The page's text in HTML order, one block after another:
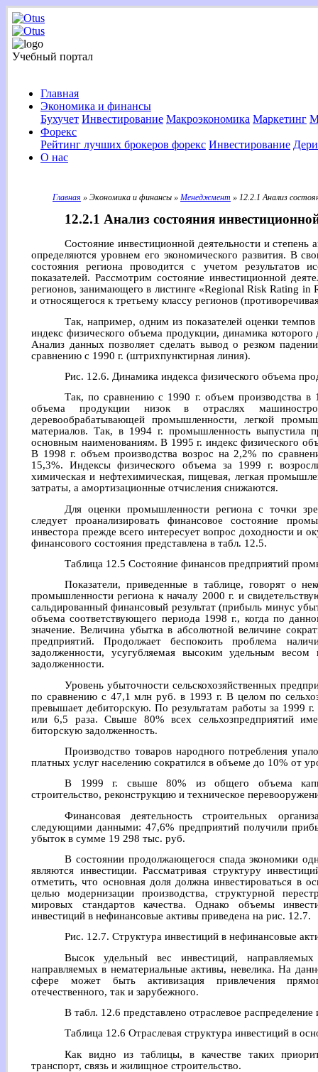
Учебный портал
Главная
Экономика и финансы
Бухучет Инвестирование Макроэкономика Маркетинг
Форекс
Рейтинг лучших брокеров форекс Инвестирование
О нас
Главная » Экономика и финансы » Менеджмент » 12.2.1 Анализ
12.2.1 Анализ состояния
Состояние инвестиционной деятельности и степень
определяются уровнем его экономического развития. В
состояния региона проводится с учетом результатов
показателей. Рассмотрим состояние инвестиционной
регионов, занимающего в листинге «Regional Risk Rating in
и относящегося к третьему классу регионов
Так, например, одним из показателей оценки
индекс физического объема продукции, динамика
Анализ данных позволяет сделать вывод о резком
сравнению с 1990 г. (штрихпунктирная линия).
Рис. 12.6. Динамика индекса физического объема
Так, по сравнению с 1990 г. объем производства в
объема продукции низок в отраслях
деревообрабатывающей промышленности, легкой
материалов. Так, в 1994 г. промышленность
основным наименованиям. В 1995 г. индекс физического
В 1998 г. объем производства возрос на 2,2% по
15,3%. Индексы физического объема за 1999 г.
химическая и нефтехимическая, пищевая, легкая
затраты, а амортизационные отчисления снижаются.
Для оценки промышленности региона с точки
следует проанализировать финансовое состояние
инвестора прежде всего интересует вопрос доходности и
финансового состояния представлена в табл. 12.5.
Таблица 12.5 Состояние финансов предприятий
Показатели, приведенные в таблице, говорят о
промышленности региона к началу 2000 г. и
сальдированный финансовый результат (прибыль минус
объема соответствующего периода 1998 г., когда по
значение. Величина убытка в абсолютной величине
предприятий. Продолжает беспокоить проблема
задолженности, усугубляемая высоким удельным
задолженности.
Уровень убыточности сельскохозяйственных
по сравнению с 47,1 млн руб. в 1993 г. В целом по
превышает дебиторскую. По результатам работы за 1999
или 6,5 раза. Свыше 80% всех сельхозпредприятий
биторскую задолженность.
Производство товаров народного потребления
платных услуг населению сократился в объеме до 10% от
В 1999 г. свыше 80% из общего объема
строительство, реконструкцию и техническое
Финансовая деятельность строительных
следующими данными: 47,6% предприятий получили
убыток в сумме 19 298 тыс. руб.
В состоянии продолжающегося спада экономики
являются инвестиции. Рассматривая структуру
отметить, что основная доля должна инвестироваться в
целью модернизации производства, структурной
мировых стандартов качества. Однако объемы
инвестиций в нефинансовые активы приведена на рис. 12.7.
Рис. 12.7. Структура инвестиций в нефинансовые
Высок удельный вес инвестиций,
направляемых в нематериальные активы, невелика. На
сфере может быть активизация привлечения
отечественного, так и зарубежного.
В табл. 12.6 представлено отраслевое распределение
Таблица 12.6 Отраслевая структура инвестиций в
Как видно из таблицы, в качестве таких
транспорт, связь и жилищное строительство.